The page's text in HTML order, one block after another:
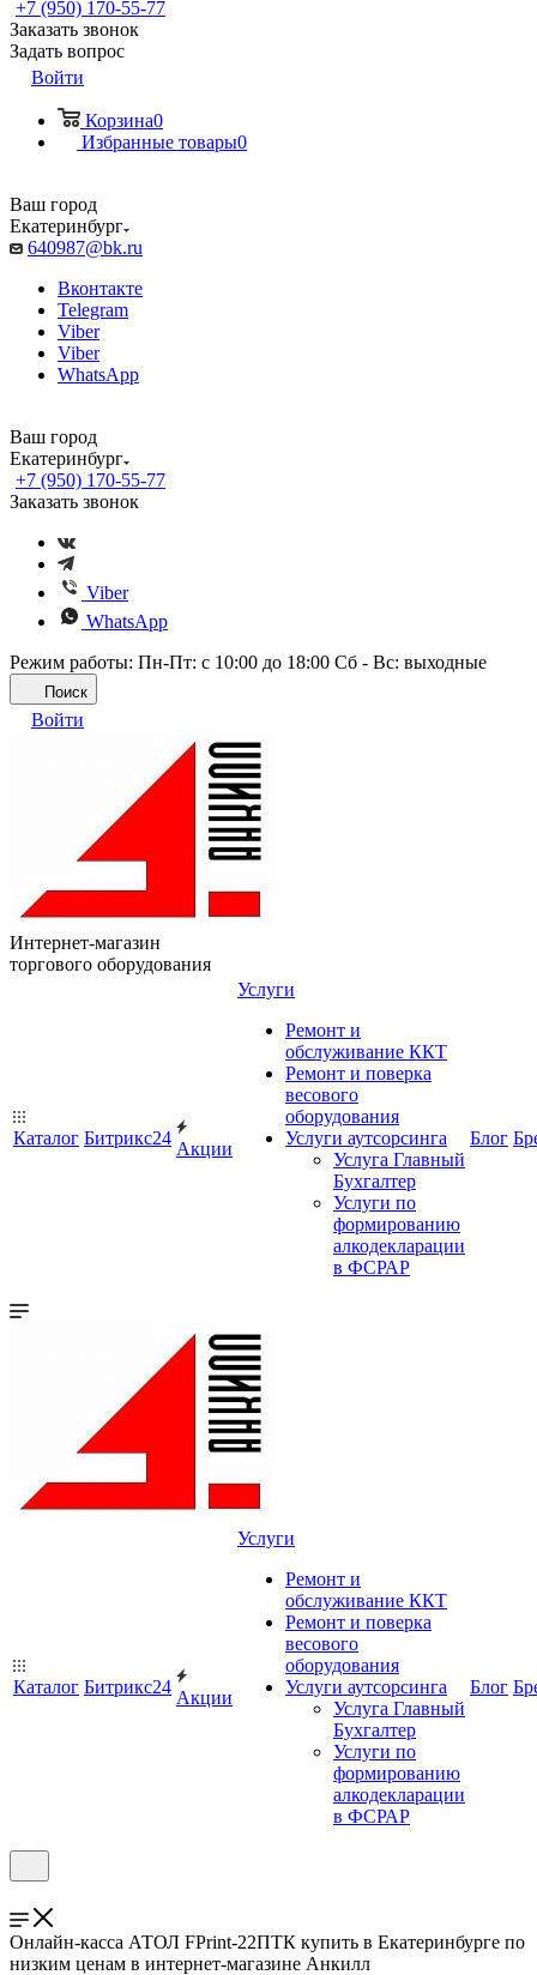
+7 (950) 170-55-77
Заказать звонок
Задать вопрос
Войти
Корзина0
Избранные товары0
Ваш город
Екатеринбург
640987@bk.ru
Вконтакте
Telegram
Viber
Viber
WhatsApp
Ваш город
Екатеринбург
+7 (950) 170-55-77
Заказать звонок
Viber
WhatsApp
Режим работы: Пн-Пт: с 10:00 до 18:00 Сб - Вс: выходные
Поиск
Войти
Интернет-магазин
торгового оборудования
Каталог Битрикс24
Акции
Услуги
Ремонт и
обслуживание ККТ
Ремонт и поверка
весового
оборудования
Услуги аутсорсинга
Услуга Главный
Бухгалтер
Услуги по
формированию
алкодекларации
в ФСРАР
Блог
Каталог Битрикс24
Акции
Услуги
Ремонт и
обслуживание ККТ
Ремонт и поверка
весового
оборудования
Услуги аутсорсинга
Услуга Главный
Бухгалтер
Услуги по
формированию
алкодекларации
в ФСРАР
Блог
Онлайн-касса АТОЛ FPrint-22ПТК купить в Екатеринбурге по
низким ценам в интернет-магазине Анкилл